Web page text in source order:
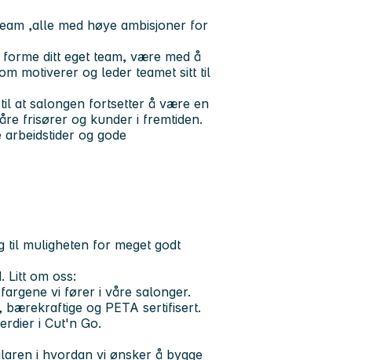
,alle med høye ambisjoner for
ditt eget team, være med å
motiverer og leder teamet sitt til
at salongen fortsetter å være en
frisører og kunder i fremtiden.
og gode
til muligheten for meget godt
Litt om oss:
vi fører i våre salonger.
og PETA sertifisert.
i Cut'n Go.
i hvordan vi ønsker å bygge